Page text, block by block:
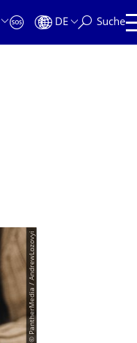
DE Suche
© PantherMedia / AndrewLozovyi